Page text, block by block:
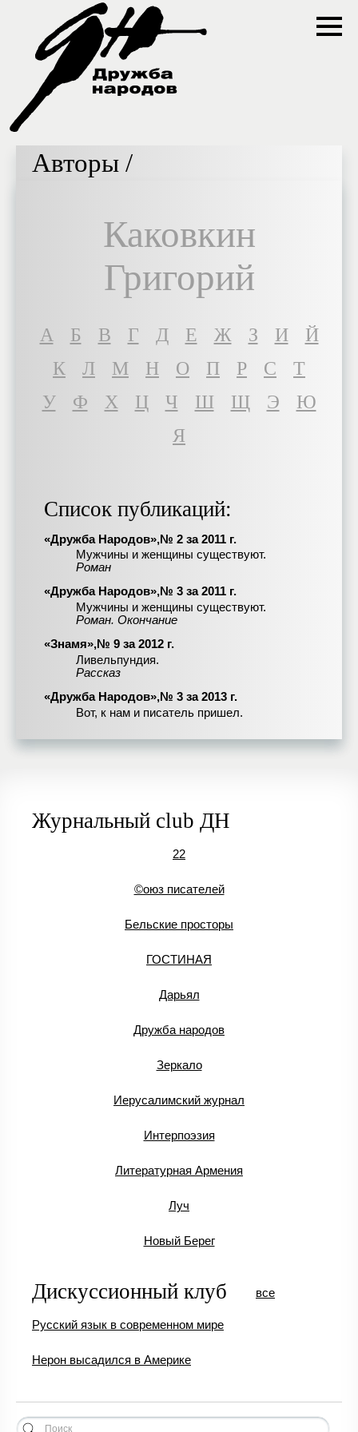
Авторы /
Каковкин
Григорий
A Б В Г Д Е Ж З И
Й
К
Л М Н О П Р С
Т
У
Ф Х Ц Ч Ш Щ Э
Ю
Я
Список публикаций:
«Дружба Народов»,№ 2 за 2011 г.
Мужчины и женщины существуют.
Роман
«Дружба Народов»,№ 3 за 2011 г.
Мужчины и женщины существуют.
Роман. Окончание
«Знамя»,№ 9 за 2012 г.
Ливельпундия.
Рассказ
«Дружба Народов»,№ 3 за 2013 г.
Вот, к нам и писатель пришел.
Журнальный club ДН
22
©оюз писателей
Бельские просторы
ГОСТИНАЯ
Дарьял
Дружба народов
Зеркало
Иерусалимский журнал
Интерпоэзия
Литературная Армения
Луч
Новый Берег
Дискуссионный клуб
Русский язык в современном мире
Нерон высадился в Америке
все